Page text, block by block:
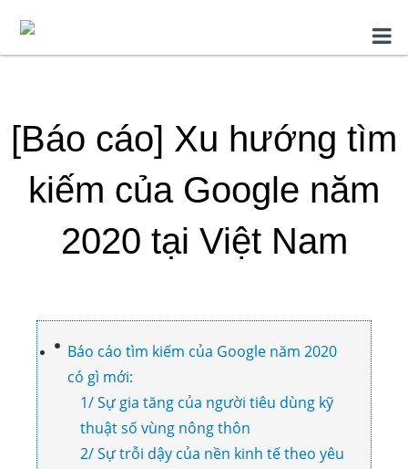
[Báo cáo] Xu hướng tìm
kiếm của Google năm
2020 tại Việt Nam
Báo cáo tìm kiếm của Google năm 2020
có gì mới:
1/ Sự gia tăng của người tiêu dùng kỹ
thuật số vùng nông thôn
2/ Sự trỗi dậy của nền kinh tế theo yêu